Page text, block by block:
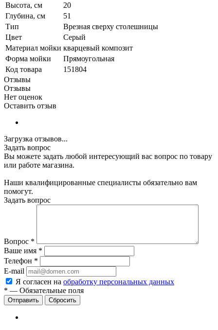
Высота, см
20
Глубина, см
51
Тип
Врезная сверху столешницы
Цвет
Серый
Материал мойки кварцевый композит
Форма мойки
Прямоугольная
Код товара
151804
Отзывы
Отзывы
Нет оценок
Оставить отзыв
Загрузка отзывов...
Задать вопрос
Вы можете задать любой интересующий вас вопрос по товару
или работе магазина.
Наши квалифицированные специалисты обязательно вам
помогут.
Задать вопрос
Вопрос *
Ваше имя *
Телефон *
E-mail
Я согласен на обработку персональных данных
* — Обязательные поля
Сбросить